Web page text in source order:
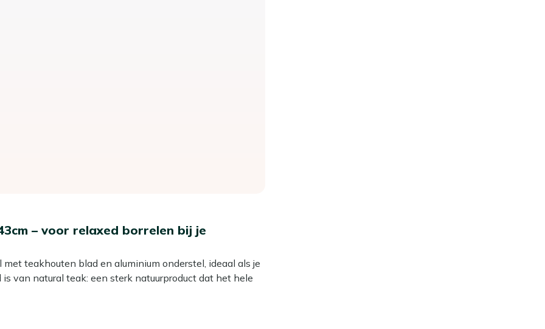
– voor relaxed borrelen bij je
teakhouten blad en aluminium onderstel, ideaal als je
van natural teak: een sterk natuurproduct dat het hele
Het aluminium onderstel in beige is licht van